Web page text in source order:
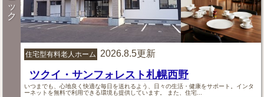
ッ
ク
住宅型有料老人ホーム 2026.8.5更新
ツクイ・サンフォレスト札幌西野
いつまでも、心地良く快適な毎日を送れるよう、日々の生活・健康をサポート。インタ
ーネットを無料で利用できる環境も提供しています。 また、住宅...